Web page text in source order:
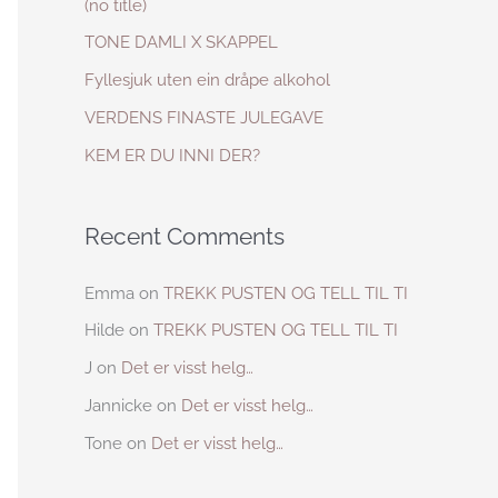
:
(no title)
TONE DAMLI X SKAPPEL
Fyllesjuk uten ein dråpe alkohol
VERDENS FINASTE JULEGAVE
KEM ER DU INNI DER?
Recent Comments
Emma on TREKK PUSTEN OG TELL TIL TI
Hilde on TREKK PUSTEN OG TELL TIL TI
J on Det er visst helg…
Jannicke on Det er visst helg…
Tone on Det er visst helg…